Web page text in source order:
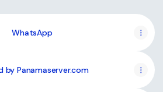
WhatsApp
by Panamaserver.com